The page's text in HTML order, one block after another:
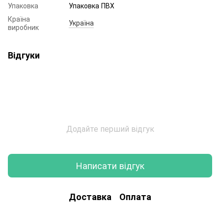
Упаковка
Упаковка ПВХ
Країна
виробник
Україна
Відгуки
Додайте перший відгук
Написати відгук
Доставка Оплата